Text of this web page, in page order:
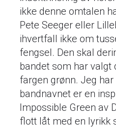
ikke denne omtalen
Pete Seeger eller
ihvertfall ikke om
fengsel. Den skal
bandet som har valgt
fargen grønn. Jeg
bandnavnet er en
Impossible Green av
flott låt med en lyrikk